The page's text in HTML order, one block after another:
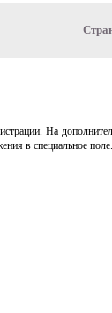
На
в специальное поле.